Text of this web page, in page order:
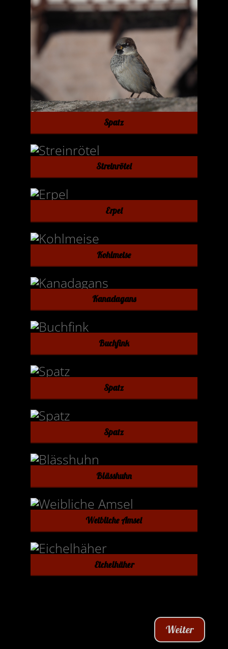
Spatz
Streinrötel
Erpel
Kohlmeise
Kanadagans
Buchfink
Spatz
Spatz
Blässhuhn
Weibliche Amsel
Eichelhäher
Weiter